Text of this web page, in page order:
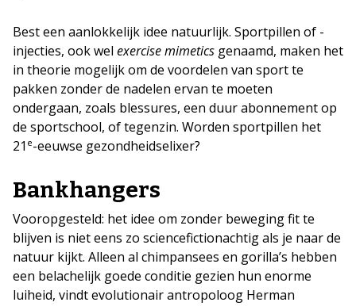
Best een aanlokkelijk idee natuurlijk. Sportpillen of -
injecties, ook wel exercise mimetics genaamd, maken het
in theorie mogelijk om de voordelen van sport te
pakken zonder de nadelen ervan te moeten
ondergaan, zoals blessures, een duur abonnement op
de sportschool, of tegenzin. Worden sportpillen het
21 e-eeuwse gezondheidselixer?
Bankhangers
Vooropgesteld: het idee om zonder beweging fit te
blijven is niet eens zo sciencefictionachtig als je naar de
natuur kijkt. Alleen al chimpansees en gorilla’s hebben
een belachelijk goede conditie gezien hun enorme
luiheid, vindt evolutionair antropoloog Herman